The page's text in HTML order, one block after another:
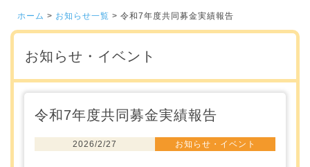
ホーム > お知らせ一覧 > 令和7年度共同募金実績報告
お知らせ・イベント
令和7年度共同募金実績報告
2026/2/27 お知らせ・イベント